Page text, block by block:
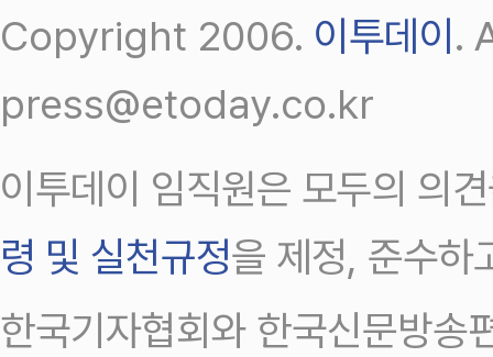
Copyright 2006. 이투데이 .
press@etoday.co.kr
이투데이 임직원은 모두의 의
령 및 실천규정을 제정, 준수하
한국기자협회와 한국신문방송